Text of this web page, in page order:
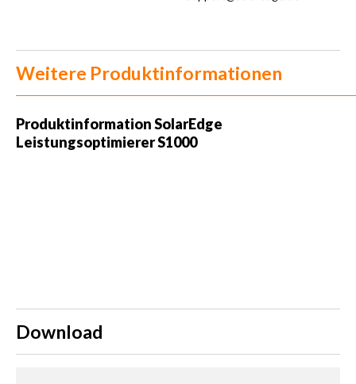
Weitere Produktinformationen
ProduktinformationSolarEdge
Leistungsoptimierer S1000
Download